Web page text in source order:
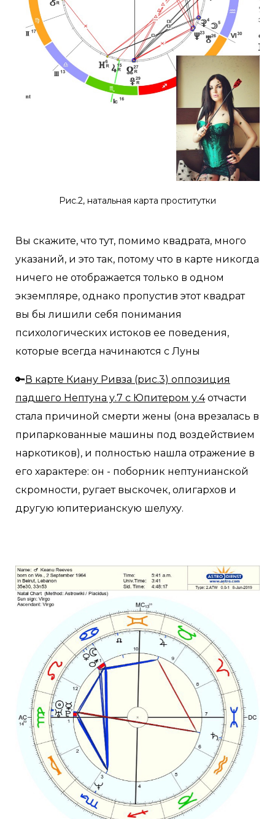
Рис.2, натальная карта проститутки
Вы скажите, что тут, помимо квадрата, много
указаний, и это так, потому что в карте никогда
ничего не отображается только в одном
экземпляре, однако пропустив этот квадрат
вы бы лишили себя понимания
психологических истоков ее поведения,
которые всегда начинаются с Луны
🔑В карте Киану Ривза (рис.3) оппозиция
падшего Нептуна у.7 с Юпитером у.4отчасти
стала причиной смерти жены (она врезалась в
припаркованные машины под воздействием
наркотиков), и полностью нашла отражение в
его характере: он - поборник нептунианской
скромности, ругает выскочек, олигархов и
другую юпитерианскую шелуху.